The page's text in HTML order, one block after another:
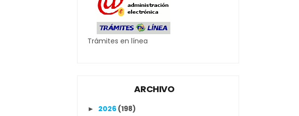
Trámites en línea
ARCHIVO
► 2026 (198)